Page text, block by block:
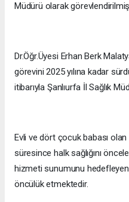
Müdürü olarak
Dr.Öğr.Üyesi Erhan Berk
görevini 2025 yılına kadar
itibarıyla Şanlıurfa İl Sağlık
Evli ve dört çocuk babası olan
süresince halk sağlığını
hizmeti sunumunu
öncülük etmektedir.